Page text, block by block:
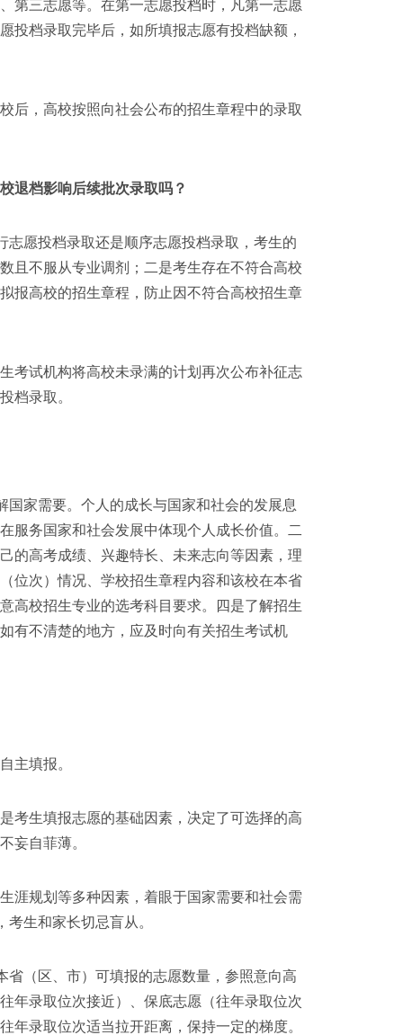
第三志愿等。在第一志愿投档时，凡第一志愿
投档录取完毕后，如所填报志愿有投档缺额，
，高校按照向社会公布的招生章程中的录取
退档影响后续批次录取吗？
愿投档录取还是顺序志愿投档录取，考生的
且不服从专业调剂；二是考生存在不符合高校
报高校的招生章程，防止因不符合高校招生章
试机构将高校未录满的计划再次公布补征志
档录取。
家需要。个人的成长与国家和社会的发展息
服务国家和社会发展中体现个人成长价值。二
的高考成绩、兴趣特长、未来志向等因素，理
位次）情况、学校招生章程内容和该校在本省
高校招生专业的选考科目要求。四是了解招生
有不清楚的地方，应及时向有关招生考试机
主填报。
生填报志愿的基础因素，决定了可选择的高
妄自菲薄。
规划等多种因素，着眼于国家需要和社会需
生和家长切忌盲从。
（区、市）可填报的志愿数量，参照意向高
年录取位次接近）、保底志愿（往年录取位次
年录取位次适当拉开距离，保持一定的梯度。